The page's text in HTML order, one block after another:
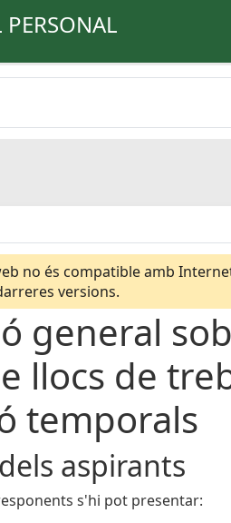
no és compatible amb
versions.
general
llocs de
temporals
aspirants
s'hi pot presentar: